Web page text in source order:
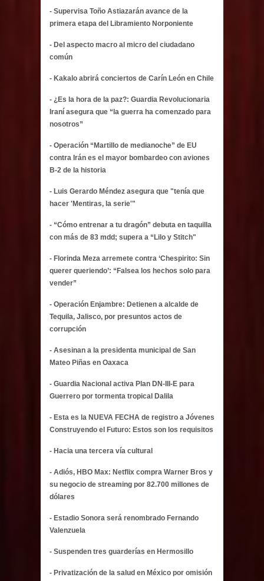
- Supervisa Toño Astiazarán avance de la
primera etapa del Libramiento Norponiente
- Del aspecto macro al micro del ciudadano
común
- Kakalo abrirá conciertos de Carín León en Chile
- ¿Es la hora de la paz?: Guardia Revolucionaria
Iraní asegura que “la guerra ha comenzado para
nosotros”
- Operación “Martillo de medianoche” de EU
contra Irán es el mayor bombardeo con aviones
B-2 de la historia
- Luis Gerardo Méndez asegura que "tenía que
hacer 'Mentiras, la serie'"
- “Cómo entrenar a tu dragón” debuta en taquilla
con más de 83 mdd; supera a “Lilo y Stitch"
- Florinda Meza arremete contra ‘Chespirito: Sin
querer queriendo’: “Falsea los hechos solo para
vender”
- Operación Enjambre: Detienen a alcalde de
Tequila, Jalisco, por presuntos actos de
corrupción
- Asesinan a la presidenta municipal de San
Mateo Piñas en Oaxaca
- Guardia Nacional activa Plan DN-III-E para
Guerrero por tormenta tropical Dalila
- Esta es la NUEVA FECHA de registro a Jóvenes
Construyendo el Futuro: Estos son los requisitos
- Hacia una tercera vía cultural
- Adiós, HBO Max: Netflix compra Warner Bros y
su negocio de streaming por 82.700 millones de
dólares
- Estadio Sonora será renombrado Fernando
Valenzuela
- Suspenden tres guarderías en Hermosillo
- Privatización de la salud en México por omisión